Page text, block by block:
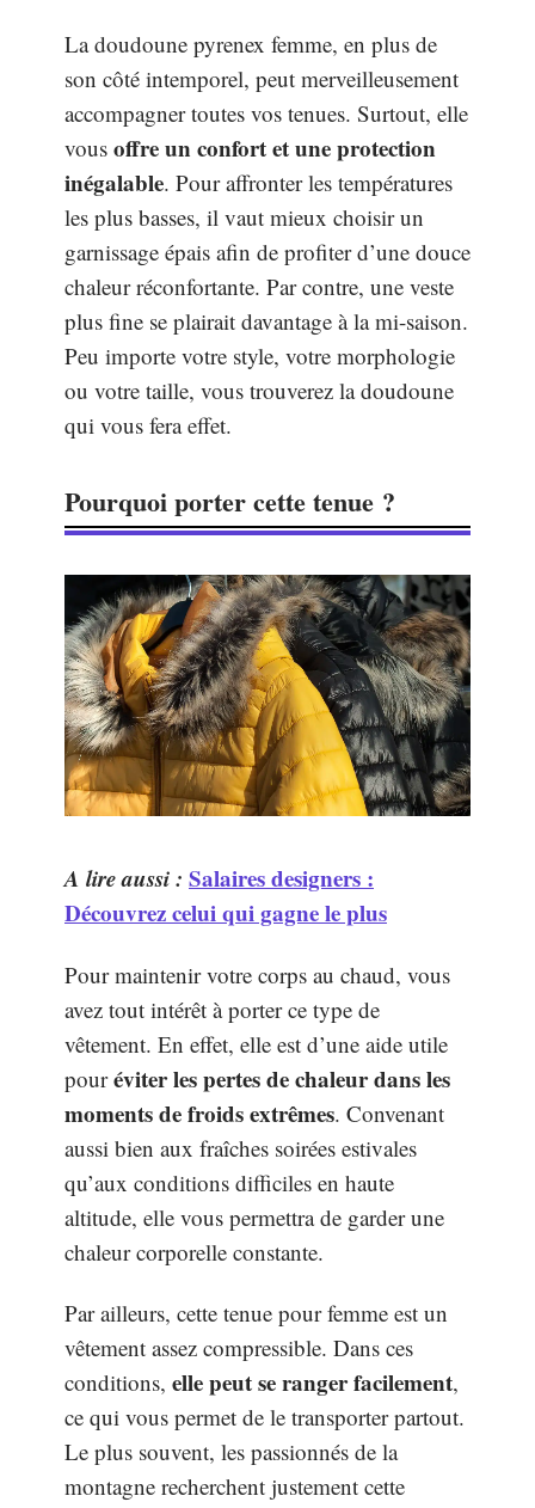
La doudoune pyrenex femme, en plus de
son côté intemporel, peut merveilleusement
accompagner toutes vos tenues. Surtout, elle
vous offre un confort et une protection
inégalable. Pour affronter les températures
les plus basses, il vaut mieux choisir un
garnissage épais afin de profiter d’une douce
chaleur réconfortante. Par contre, une veste
plus fine se plairait davantage à la mi-saison.
Peu importe votre style, votre morphologie
ou votre taille, vous trouverez la doudoune
qui vous fera effet.
Pourquoi porter cette tenue ?
A lire aussi : Salaires designers :
Découvrez celui qui gagne le plus
Pour maintenir votre corps au chaud, vous
avez tout intérêt à porter ce type de
vêtement. En effet, elle est d’une aide utile
pouréviter les pertes de chaleur dans les
moments de froids extrêmes. Convenant
aussi bien aux fraîches soirées estivales
qu’aux conditions difficiles en haute
altitude, elle vous permettra de garder une
chaleur corporelle constante.
Par ailleurs, cette tenue pour femme est un
vêtement assez compressible. Dans ces
conditions, elle peut se ranger facilement,
ce qui vous permet de le transporter partout.
Le plus souvent, les passionnés de la
montagne recherchent justement cette